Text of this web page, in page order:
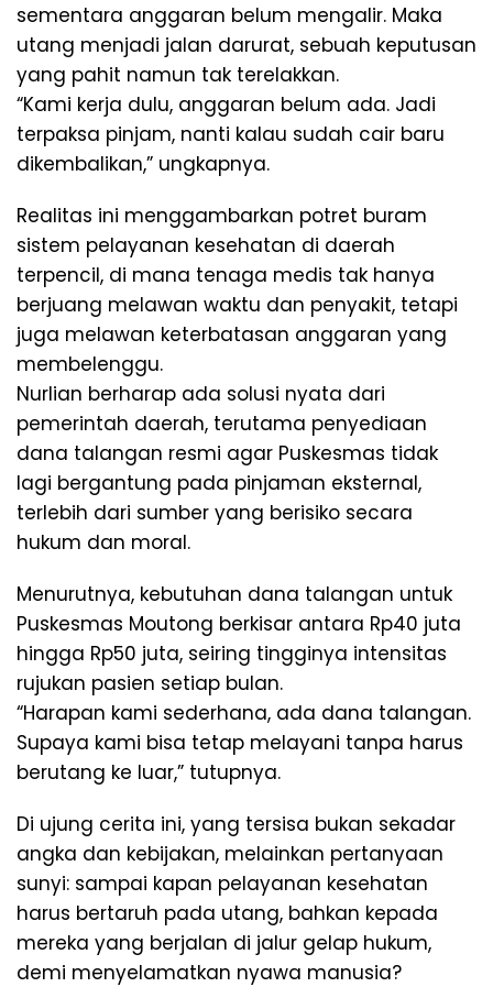
sementara anggaran belum mengalir. Maka
utang menjadi jalan darurat, sebuah keputusan
yang pahit namun tak terelakkan.
“Kami kerja dulu, anggaran belum ada. Jadi
terpaksa pinjam, nanti kalau sudah cair baru
dikembalikan,” ungkapnya.
Realitas ini menggambarkan potret buram
sistem pelayanan kesehatan di daerah
terpencil, di mana tenaga medis tak hanya
berjuang melawan waktu dan penyakit, tetapi
juga melawan keterbatasan anggaran yang
membelenggu.
Nurlian berharap ada solusi nyata dari
pemerintah daerah, terutama penyediaan
dana talangan resmi agar Puskesmas tidak
lagi bergantung pada pinjaman eksternal,
terlebih dari sumber yang berisiko secara
hukum dan moral.
Menurutnya, kebutuhan dana talangan untuk
Puskesmas Moutong berkisar antara Rp40 juta
hingga Rp50 juta, seiring tingginya intensitas
rujukan pasien setiap bulan.
“Harapan kami sederhana, ada dana talangan.
Supaya kami bisa tetap melayani tanpa harus
berutang ke luar,” tutupnya.
Di ujung cerita ini, yang tersisa bukan sekadar
angka dan kebijakan, melainkan pertanyaan
sunyi: sampai kapan pelayanan kesehatan
harus bertaruh pada utang, bahkan kepada
mereka yang berjalan di jalur gelap hukum,
demi menyelamatkan nyawa manusia?